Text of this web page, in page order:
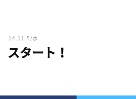
14.11.5/水
スタート！